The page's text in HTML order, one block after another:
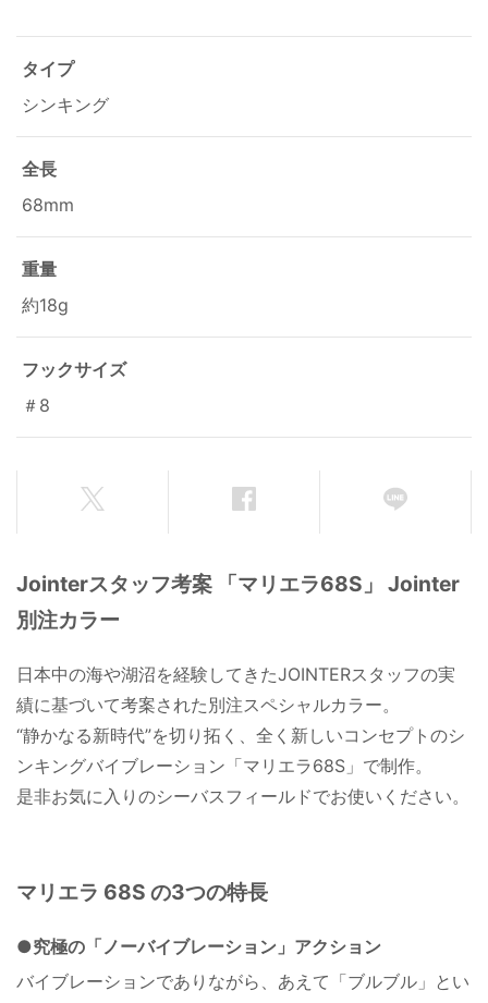
タイプ
シンキング
全長
68mm
重量
約18g
フックサイズ
＃8
Jointerスタッフ考案 「マリエラ68S」 Jointer
別注カラー
日本中の海や湖沼を経験してきたJOINTERスタッフの実
績に基づいて考案された別注スペシャルカラー。
“静かなる新時代”を切り拓く、全く新しいコンセプトのシ
ンキングバイブレーション「マリエラ68S」で制作。
是非お気に入りのシーバスフィールドでお使いください。
マリエラ 68S の3つの特長
●究極の「ノーバイブレーション」アクション
バイブレーションでありながら、あえて「ブルブル」とい